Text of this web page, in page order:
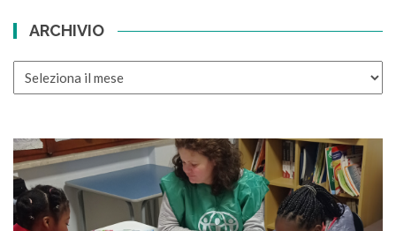
ARCHIVIO
ARCHIVIO